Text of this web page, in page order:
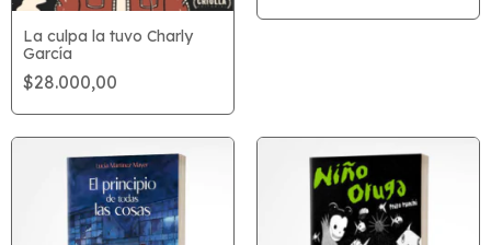
La culpa la tuvo Charly
García
$28.000,00